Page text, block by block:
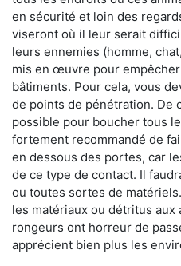
en sécurité et loin des
viseront où il leur serait
leurs ennemies (homme,
mis en œuvre pour
bâtiments. Pour cela, vous
de points de pénétration. De
possible pour boucher tous
fortement recommandé de
en dessous des portes, car
de ce type de contact. Il
ou toutes sortes de
les matériaux ou détritus aux
rongeurs ont horreur de
apprécient bien plus les